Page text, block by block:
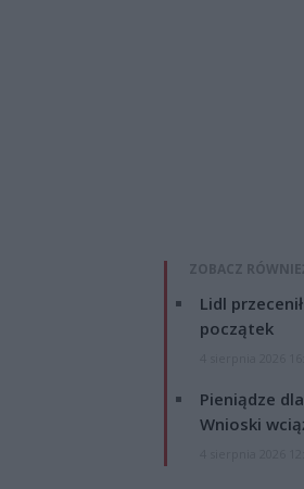
ZOBACZ
Lidl
początek
Pieniądze
Wnioski